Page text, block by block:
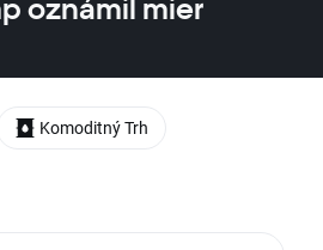
oznámil mier
Komoditný Trh